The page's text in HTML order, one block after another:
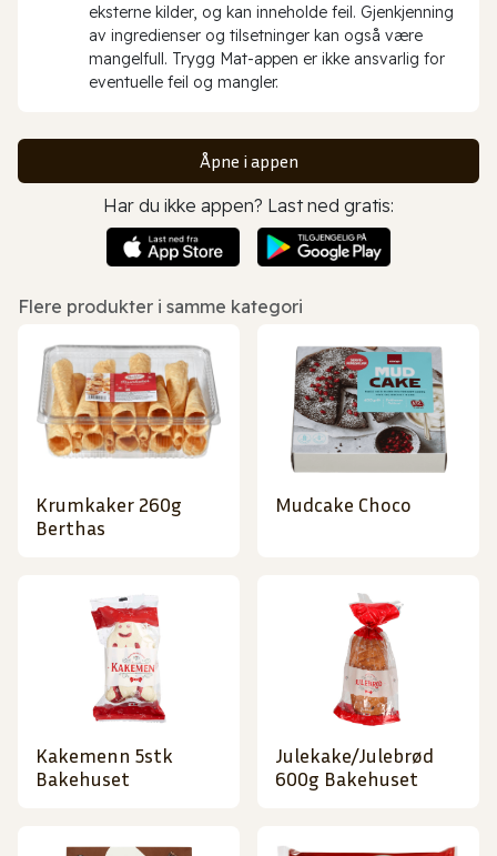
eksterne kilder, og kan inneholde feil. Gjenkjenning
av ingredienser og tilsetninger kan også være
mangelfull. Trygg Mat-appen er ikke ansvarlig for
eventuelle feil og mangler.
Åpne i appen
Har du ikke appen? Last ned gratis:
Flere produkter i samme kategori
Krumkaker 260g
Berthas
Mudcake Choco
Kakemenn 5stk
Bakehuset
Julekake/Julebrød
600g Bakehuset